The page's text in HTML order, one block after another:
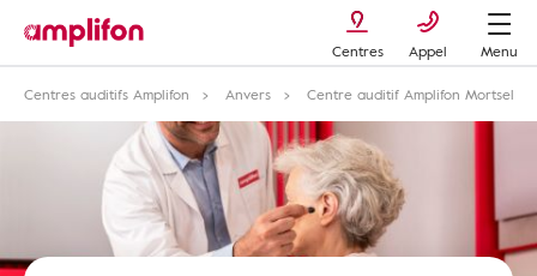
Centres Appel
Menu
Centres auditifs Amplifon
Anvers Centre auditif Amplifon Mortsel